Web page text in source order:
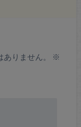
りません。
※